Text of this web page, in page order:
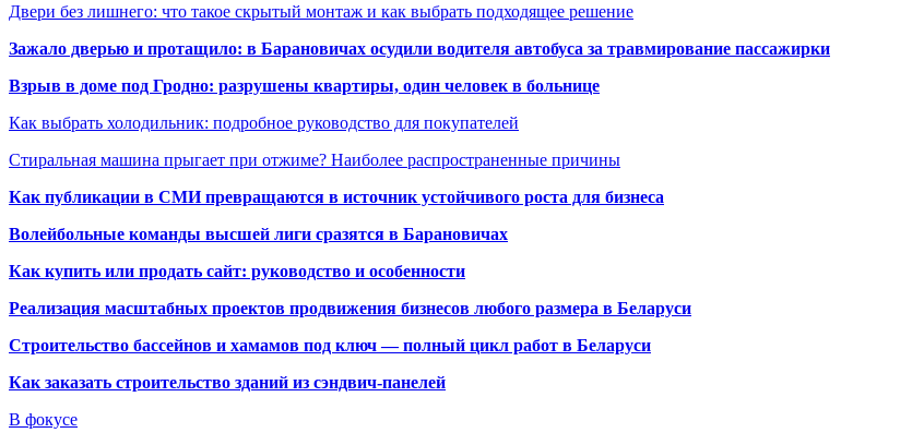
Двери без лишнего: что такое скрытый монтаж и как выбрать подходящее решение
Зажало дверью и протащило: в Барановичах осудили водителя автобуса за травмирование пассажирки
Взрыв в доме под Гродно: разрушены квартиры, один человек в больнице
Как выбрать холодильник: подробное руководство для покупателей
Стиральная машина прыгает при отжиме? Наиболее распространенные причины
Как публикации в СМИ превращаются в источник устойчивого роста для бизнеса
Волейбольные команды высшей лиги сразятся в Барановичах
Как купить или продать сайт: руководство и особенности
Реализация масштабных проектов продвижения бизнесов любого размера в Беларуси
Строительство бассейнов и хамамов под ключ — полный цикл работ в Беларуси
Как заказать строительство зданий из сэндвич-панелей
В фокусе